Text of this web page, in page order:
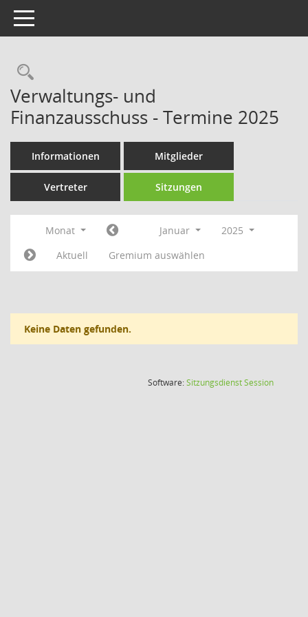
Toggle navigation
Rechercheauswahl
Verwaltungs- und
Finanzausschuss - Termine 2025
Informationen Mitglieder
Vertreter Sitzungen
Monat Januar
2025
Aktuell
Gremium auswählen
Keine Daten gefunden.
Software:SitzungsdienstSession(Wird in